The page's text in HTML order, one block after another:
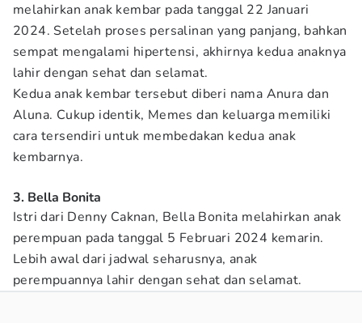
melahirkan anak kembar pada tanggal 22 Januari
2024. Setelah proses persalinan yang panjang, bahkan
sempat mengalami hipertensi, akhirnya kedua anaknya
lahir dengan sehat dan selamat.
Kedua anak kembar tersebut diberi nama Anura dan
Aluna. Cukup identik, Memes dan keluarga memiliki
cara tersendiri untuk membedakan kedua anak
kembarnya.
3. Bella Bonita
Istri dari Denny Caknan, Bella Bonita melahirkan anak
perempuan pada tanggal 5 Februari 2024 kemarin.
Lebih awal dari jadwal seharusnya, anak
perempuannya lahir dengan sehat dan selamat.